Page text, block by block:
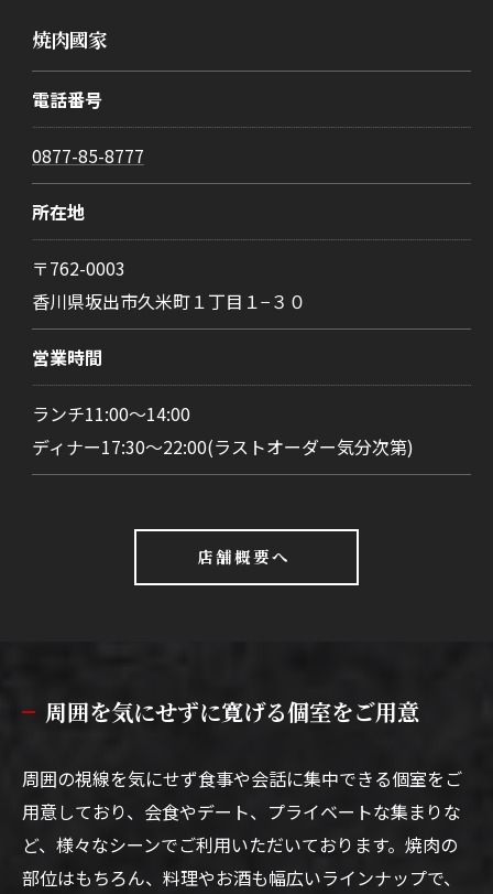
焼肉國家
電話番号
0877-85-8777
所在地
〒762-0003
香川県坂出市久米町１丁目１−３０
営業時間
ランチ11:00～14:00
ディナー17:30～22:00(ラストオーダー気分次第)
店舗概要へ
周囲を気にせずに寛げる個室をご用意
周囲の視線を気にせず食事や会話に集中できる個室をご
用意しており、会食やデート、プライベートな集まりな
ど、様々なシーンでご利用いただいております。焼肉の
部位はもちろん、料理やお酒も幅広いラインナップで、